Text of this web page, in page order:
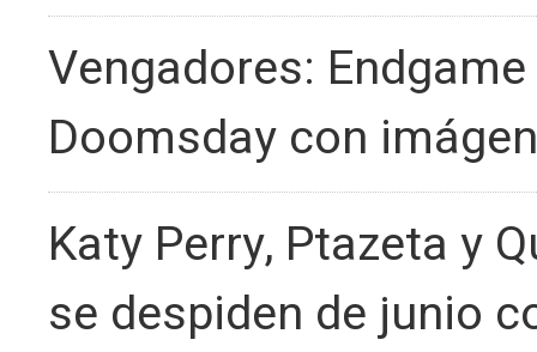
Vengadores:
Doomsday con
Katy Perry, Ptazeta y
se despiden de junio